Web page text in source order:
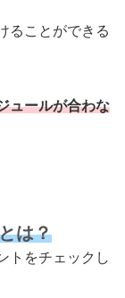
ることができる
ュールが合わな
は？
トをチェックし